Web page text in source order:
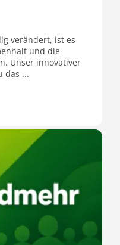
verändert, ist es
und die
Unser innovativer
das ...